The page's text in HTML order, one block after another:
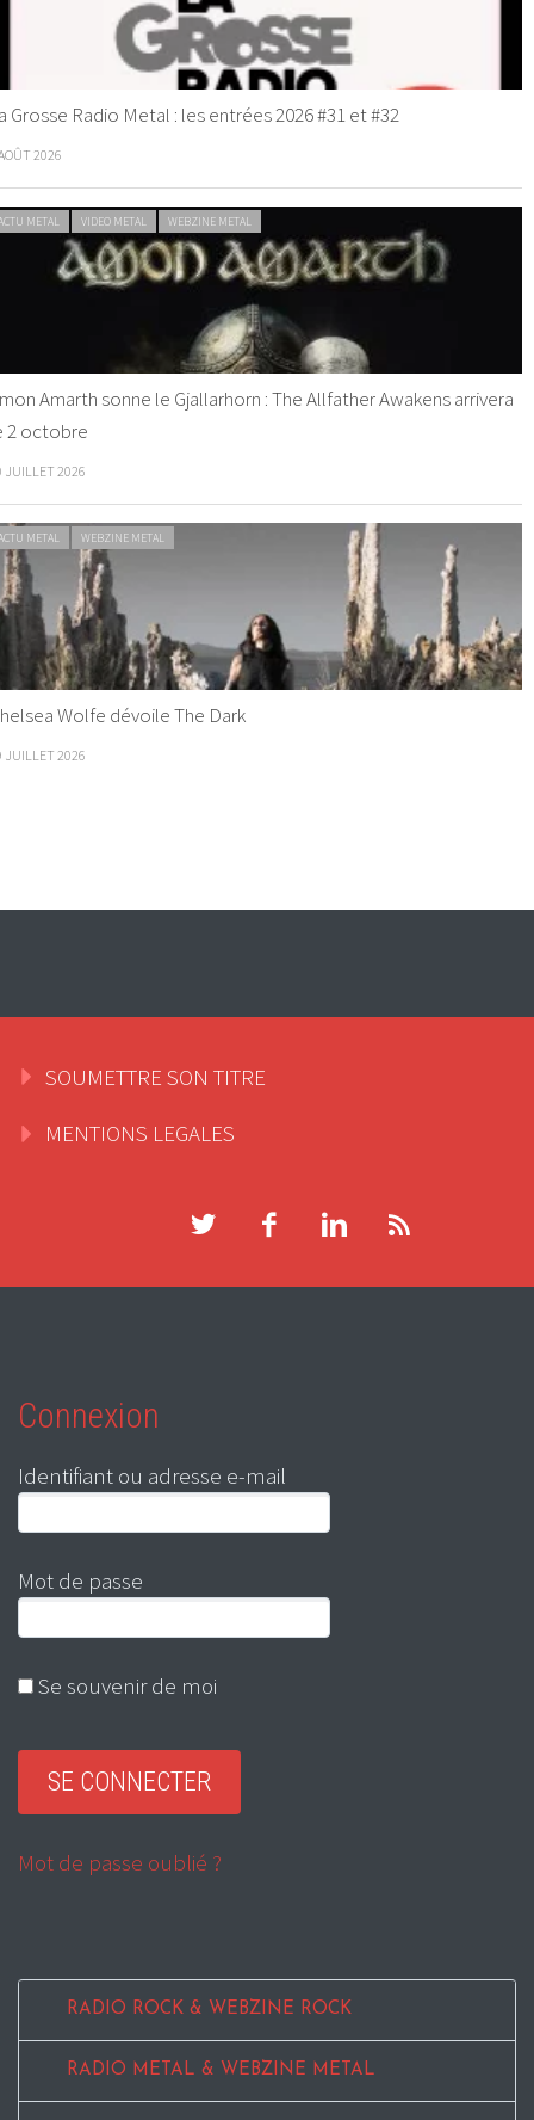
Grosse Radio Metal : les entrées 2026 #31 et #32
2026
METAL VIDEO METAL WEBZINE METAL
Amarth sonne le Gjallarhorn : The Allfather Awakens arrivera
2 octobre
JUILLET 2026
METAL WEBZINE METAL
Wolfe dévoile The Dark
JUILLET 2026
SOUMETTRE SON TITRE
MENTIONS LEGALES
Connexion
Identifiant ou adresse e-mail
Mot de passe
Se souvenir de moi
Mot de passe oublié ?
RADIO ROCK & WEBZINE ROCK
RADIO METAL & WEBZINE METAL